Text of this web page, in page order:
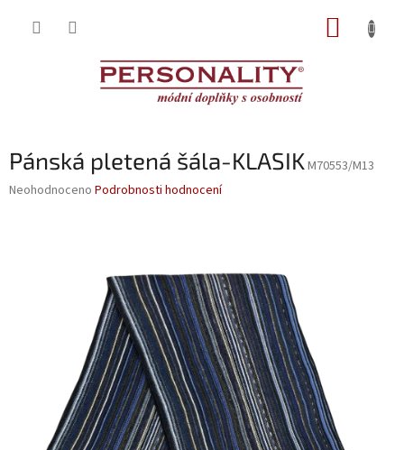
Pánská pletená šála-KLASIKM70553/M13
Průměrné
Neohodnoceno Podrobnosti hodnocení